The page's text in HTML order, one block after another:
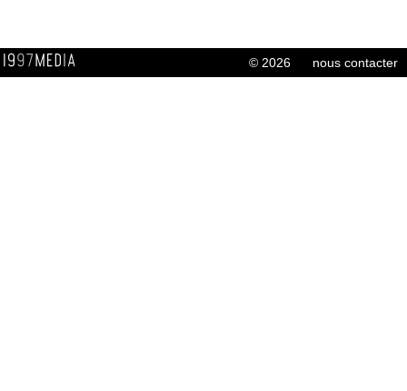
© 2026 nous contacter